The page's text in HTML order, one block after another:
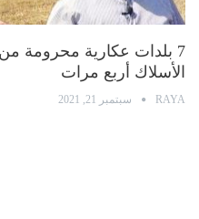
7 بلدات عكارية محرومة
الأسلاك أربع مرات
RAYA سبتمبر 21, 2021